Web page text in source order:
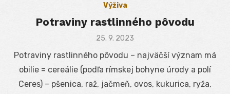
Výživa
Potraviny rastlinného pôvodu
Posted
25. 9. 2023
Potraviny rastlinného pôvodu – najväčší význam má
obilie = cereálie (podľa rímskej bohyne úrody a polí
Ceres) – pšenica, raž, jačmeň, ovos, kukurica, ryža,